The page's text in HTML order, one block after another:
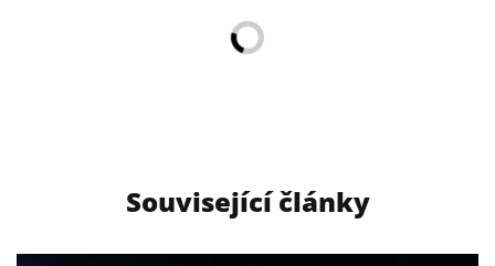
Související články